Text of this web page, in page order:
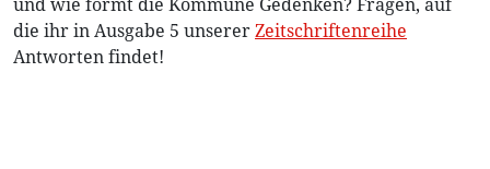
die ihr in Ausgabe 5 unsererZeitschriftenreihe
Antworten findet!